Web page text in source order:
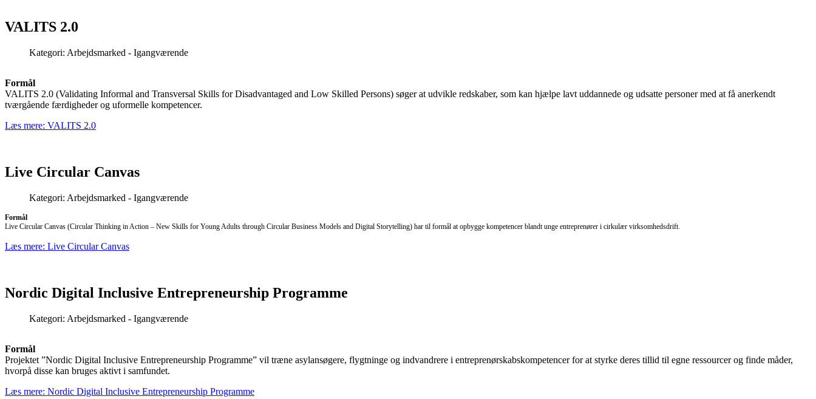
VALITS 2.0
Kategori: Arbejdsmarked - Igangværende
Formål
VALITS 2.0 (Validating Informal and Transversal Skills for Disadvantaged and Low Skilled Persons) søger at udvikle redskaber, som kan hjælpe lavt uddannede og udsatte personer med at få anerkendt
tværgående færdigheder og uformelle kompetencer.
Læs mere: VALITS 2.0
Live Circular Canvas
Kategori: Arbejdsmarked - Igangværende
Formål
Live Circular Canvas (Circular Thinking in Action – New Skills for Young Adults through Circular Business Models and Digital Storytelling) har til formål at opbygge kompetencer blandt unge entreprenører i cirkulær virksomhedsdrift.
Læs mere: Live Circular Canvas
Nordic Digital Inclusive Entrepreneurship Programme
Kategori: Arbejdsmarked - Igangværende
Formål
Projektet ”Nordic Digital Inclusive Entrepreneurship Programme” vil træne asylansøgere, flygtninge og indvandrere i entreprenørskabskompetencer for at styrke deres tillid til egne ressourcer og finde måder,
hvorpå disse kan bruges aktivt i samfundet.
Læs mere: Nordic Digital Inclusive Entrepreneurship Programme